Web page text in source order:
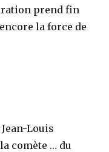
prend fin
la force de
Jean-Louis
comète … du